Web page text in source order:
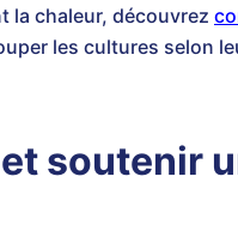
la chaleur, découvrez
les cultures selon
soutenir